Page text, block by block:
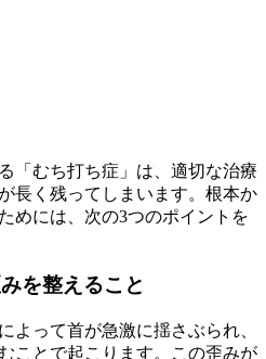
「むち打ち症」は、適切な治療
長く残ってしまいます。根本か
めには、次の3つのポイントを
を整えること
よって首が急激に揺さぶられ、
ことで起こります。この歪みが